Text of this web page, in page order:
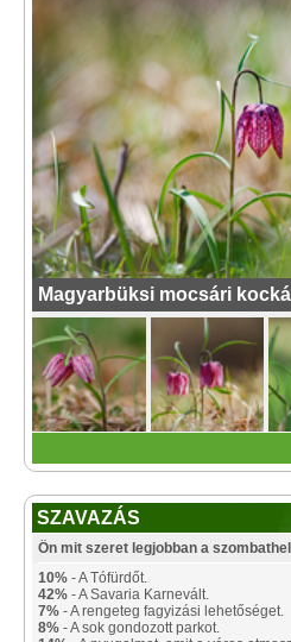
Magyarbüksi mocsári
SZAVAZÁS
Ön mit szeret legjobban a
10% - A Tófürdőt.
42% - A Savaria Karnevált.
7% - A rengeteg fagyizási lehetőséget.
8% - A sok gondozott parkot.